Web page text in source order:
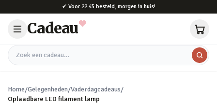
✔ Voor 22:45 besteld, morgen in huis!
Cadeau
Zoek een cadeau
Home/Gelegenheden/Vaderdagcadeaus/
Oplaadbare LED filament lamp